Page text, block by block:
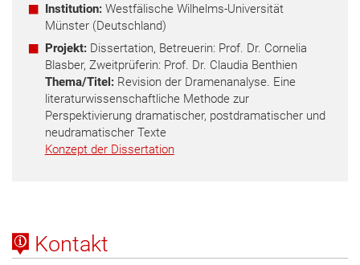
Institution: Westfälische Wilhelms-Universität
Münster (Deutschland)
Projekt: Dissertation, Betreuerin: Prof. Dr. Cornelia
Blasber, Zweitprüferin: Prof. Dr. Claudia Benthien
Thema/Titel: Revision der Dramenanalyse. Eine
literaturwissenschaftliche Methode zur
Perspektivierung dramatischer, postdramatischer und
neudramatischer Texte
Konzept der Dissertation
Kontakt